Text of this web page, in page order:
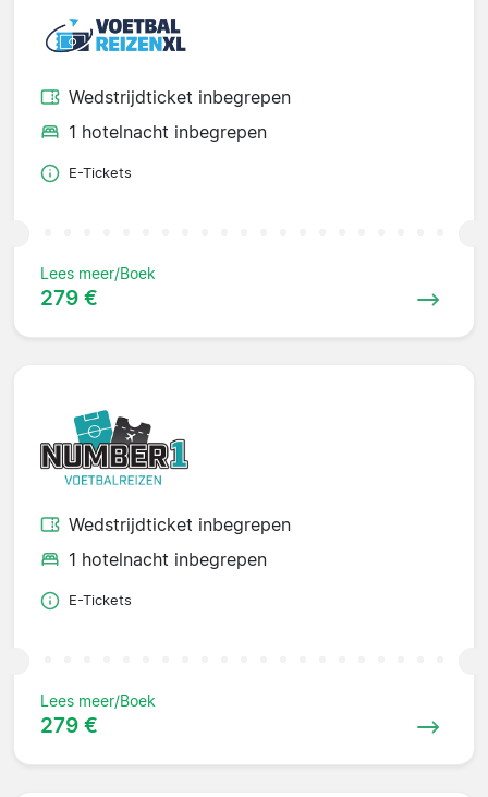
Wedstrijdticket inbegrepen
1 hotelnacht inbegrepen
E-Tickets
Lees meer/Boek
279 €
Wedstrijdticket inbegrepen
1 hotelnacht inbegrepen
E-Tickets
Lees meer/Boek
279 €